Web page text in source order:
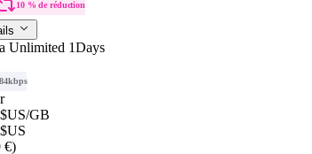
10 % de réduction
Unlimited 1Days
/GB
€)